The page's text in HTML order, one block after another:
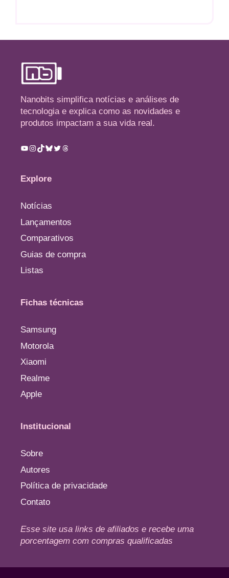
Nanobits simplifica notícias e análises de
tecnologia e explica como as novidades e
produtos impactam a sua vida real.
Youtube
Instagram
TikTok
Bluesky
TwitterThreads
Explore
Notícias
Lançamentos
Comparativos
Guias de compra
Listas
Fichas técnicas
Samsung
Motorola
Xiaomi
Realme
Apple
Institucional
Sobre
Autores
Política de privacidade
Contato
Esse site usa links de afiliados e recebe uma
porcentagem com compras qualificadas